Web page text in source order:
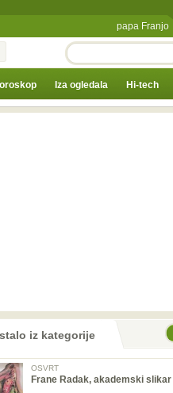
papa Franjo
TRAŽI
Iza ogledala Hi-tech
iz kategorije
OSVRT
Frane Radak, akademski slikar